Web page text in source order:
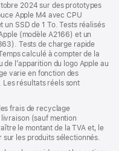
2024 sur des prototypes
Apple M4 avec CPU
SSD de 1 To. Tests réalisés
(modèle A2166) et un
Tests de charge rapide
calculé à compter de la
de l’apparition du logo Apple au
varie en fonction des
résultats réels sont
frais de recyclage
(sauf mention
le montant de la TVA et, le
les produits sélectionnés.